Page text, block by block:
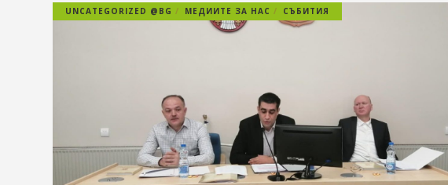
UNCATEGORIZED @BG МЕДИИТЕ ЗА НАС СЪБИТИЯ